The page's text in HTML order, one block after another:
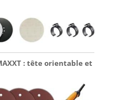
: tête orientable et